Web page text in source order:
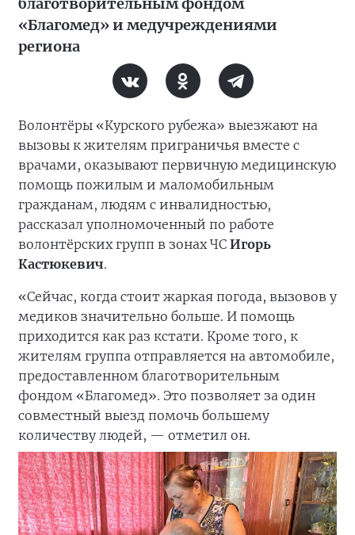
«Благомед» и медучреждениями
региона
Волонтёры «Курского рубежа» выезжают на
вызовы к жителям приграничья вместе с
врачами, оказывают первичную медицинскую
помощь пожилым и маломобильным
гражданам, людям с инвалидностью,
рассказал уполномоченный по работе
волонтёрских групп в зонах ЧС Игорь
Кастюкевич.
«Сейчас, когда стоит жаркая погода, вызовов у
медиков значительно больше. И помощь
приходится как раз кстати. Кроме того, к
жителям группа отправляется на автомобиле,
предоставленном благотворительным
фондом «Благомед». Это позволяет за один
совместный выезд помочь большему
количеству людей, — отметил он.